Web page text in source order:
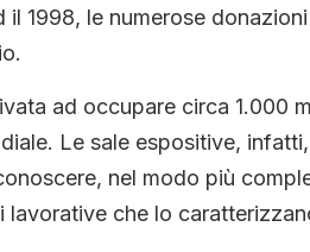
1998, le numerose
ad occupare circa 1.000
Le sale espositive,
nel modo più
che lo